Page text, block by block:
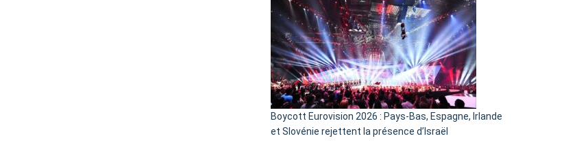
Boycott Eurovision 2026 : Pays-Bas, Espagne, Irlande
et Slovénie rejettent la présence d’Israël